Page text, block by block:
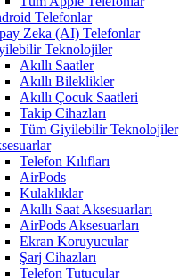
Telefonlar
Zeka (AI) Telefonlar
Teknolojiler
Akıllı Saatler
Akıllı Bileklikler
Akıllı Çocuk Saatleri
Takip Cihazları
Tüm Giyilebilir Teknolojiler
Telefon Kılıfları
AirPods
Kulaklıklar
Akıllı Saat Aksesuarları
AirPods Aksesuarları
Ekran Koruyucular
Şarj Cihazları
Telefon Tutucular